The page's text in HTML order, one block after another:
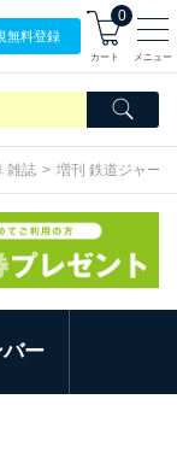
無料登録
0
カート メニュー
雑誌 増刊 鉄道ジャー
ー